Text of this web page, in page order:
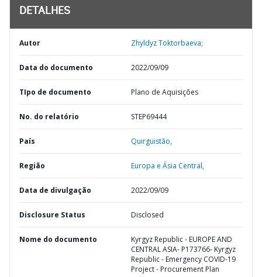
DETALHES
Autor Zhyldyz Toktorbaeva;
Data do documento 2022/09/09
TIpo de documento Plano de Aquisições
No. do relatório STEP69444
País Quirguistão,
Região Europa e Ásia Central,
Data de divulgação 2022/09/09
Disclosure Status Disclosed
Nome do documento
Kyrgyz Republic - EUROPE AND
CENTRAL ASIA- P173766- Kyrgyz
Republic - Emergency COVID-19
Project - Procurement Plan